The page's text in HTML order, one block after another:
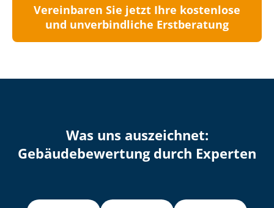
Vereinbaren Sie jetzt Ihre kostenlose
und unverbindliche Erstberatung
Was uns auszeichnet:
Ge­bäu­de­be­wer­tung durch Experten